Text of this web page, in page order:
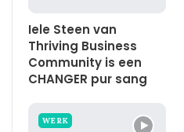
Iele Steen van
Thriving Business
Community is een
CHANGER pur sang
WERK